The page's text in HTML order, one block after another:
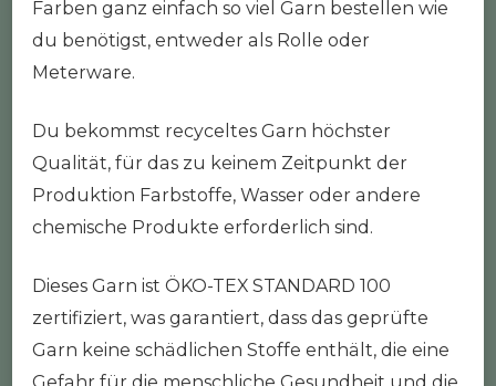
Farben ganz einfach so viel Garn bestellen wie
du benötigst, entweder als Rolle oder
Meterware.
Du bekommst recyceltes Garn höchster
Qualität, für das zu keinem Zeitpunkt der
Produktion Farbstoffe, Wasser oder andere
chemische Produkte erforderlich sind.
Dieses Garn ist ÖKO-TEX STANDARD 100
zertifiziert, was garantiert, dass das geprüfte
Garn keine schädlichen Stoffe enthält, die eine